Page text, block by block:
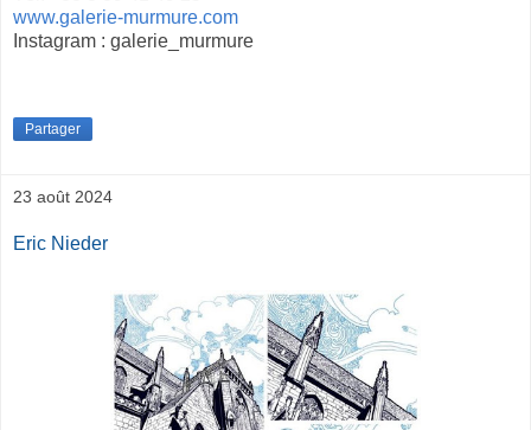
www.galerie-murmure.com
Instagram : galerie_murmure
Partager
23 août 2024
Eric Nieder